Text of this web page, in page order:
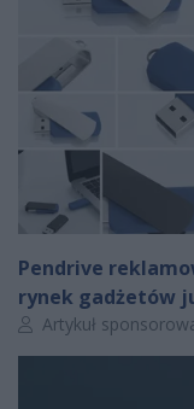
Pendrive
rynek gadżetów
Autor artykułu:
Artykuł